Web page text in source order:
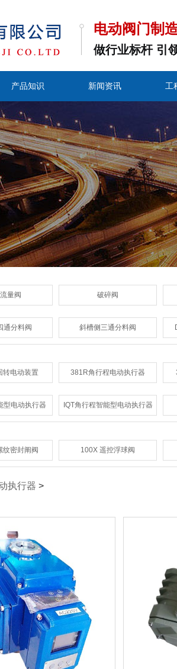
电动阀门制
做行业标杆 引
产品知识 新闻资讯 工
量阀 破碎阀
通分料阀 斜槽侧三通分料阀
转电动装置 381R角行程电动执行器
型电动执行器 IQT角行程智能型电动执行器
纹密封阐阀 100X 遥控浮球阀
执行器 >